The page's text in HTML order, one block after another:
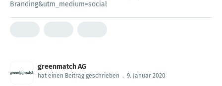
Branding&utm_medium=social
greenmatch AG
hat einen Beitrag geschrieben . 9. Januar 2020